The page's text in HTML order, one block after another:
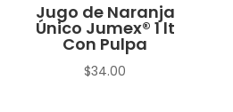
Jugo de Naranja
Único Jumex® 1 lt
Con Pulpa
$34.00